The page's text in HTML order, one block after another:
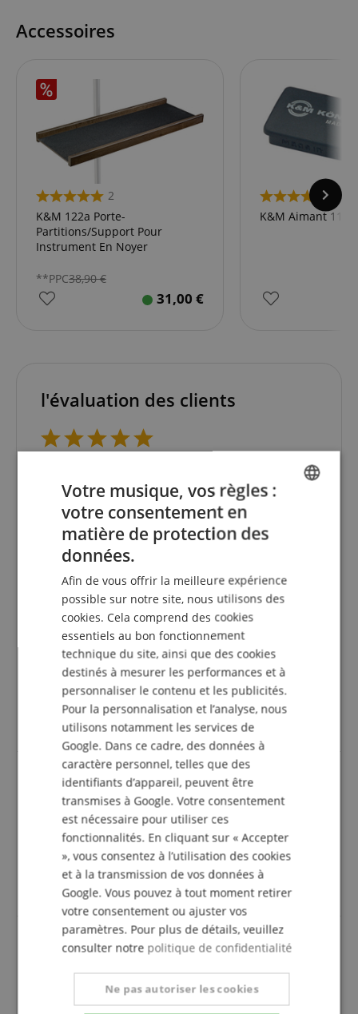
Accessoires
2
K&M 122a Porte-
Partitions/Support Pour
Instrument En Noyer
**PPC38,90€
31,00 €
K&M Aimant 115/
l'évaluation des clients
Basé sur 154 Evaluations
afficher tout les évaluations
5 Etoiles
3 Etoiles
2
2 Etoiles
5
1 Etoile
1
Une vérification des évaluations a eu lieu comme
suit : Seuls les clients qui sont inscrits dans notre
boutique en ligne et qui ont effectivement acheté
le produit chez nous peuvent donner une
évaluation de l'article dans leur compte client.
pupitre pour partitions
Gerardle 01.03.2022
achat vérifié
Ce pupitre me donne satisfaction car son support de
4 cm de profondeur permet de recevoir un classeur
conséquent.
BLANCHARD le 24.11.2020
FRENCH
SPANISH
Votre musique, vos règles :
votre consentement en
matière de protection des
données.
Afin de vous offrir la meilleure expérience
possible sur notre site, nous utilisons des
cookies. Cela comprend des cookies
essentiels au bon fonctionnement
technique du site, ainsi que des cookies
destinés à mesurer les performances et à
personnaliser le contenu et les publicités.
Pour la personnalisation et l’analyse, nous
utilisons notamment les services de
Google. Dans ce cadre, des données à
caractère personnel, telles que des
identifiants d’appareil, peuvent être
transmises à Google. Votre consentement
est nécessaire pour utiliser ces
fonctionnalités. En cliquant sur « Accepter
», vous consentez à l’utilisation des cookies
et à la transmission de vos données à
Google. Vous pouvez à tout moment retirer
votre consentement ou ajuster vos
paramètres. Pour plus de détails, veuillez
consulter notre politique de confidentialité
Ne pas autoriser les cookies